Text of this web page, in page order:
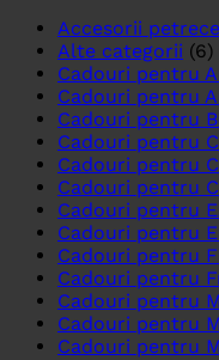
Accesorii
Alte categorii (6)
Cadouri pentru
Cadouri pentru
Cadouri pentru
Cadouri pentru
Cadouri pentru
Cadouri pentru
Cadouri pentru
Cadouri pentru
Cadouri pentru
Cadouri pentru
Cadouri pentru
Cadouri pentru
Cadouri pentru